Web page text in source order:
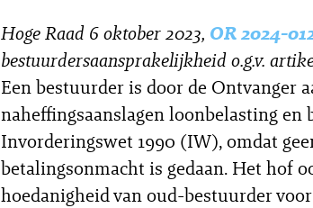
Hoge Raad 6 oktober 2023, OR 2024-
bestuurdersaansprakelijkheid o.g.v.
Een bestuurder is door de Ontvanger
naheffingsaanslagen loonbelasting
Invorderingswet 1990 (IW), omdat
betalingsonmacht is gedaan. Het hof
hoedanigheid van oud-bestuurder